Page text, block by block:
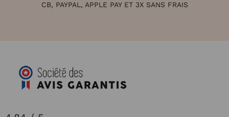
CB, PAYPAL, APPLE PAY ET 3X SANS FRAIS